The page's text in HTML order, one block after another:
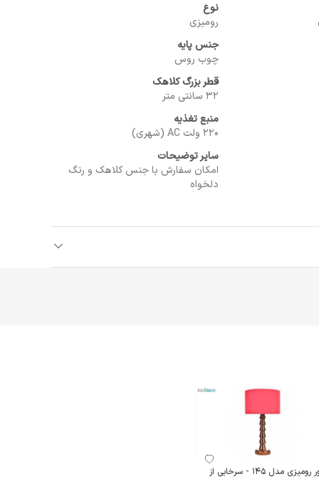
نوع
رومیزی
جنس پایه
چوب روس
قطر بزرگ کلاهک
32 سانتی متر
منبع تغذیه
220 ولت AC (شهری)
سایر توضیحات
امکان سفارش با جنس کلاهک و رنگ
دلخواه
آباژور رومیزی مدل 145 - سرخابی از